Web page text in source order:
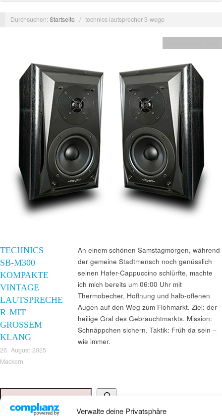
Verwalte deine Privatsphäre
Durchsuchen:Startseite / technics lautsprecher 3-wege
TECHNICS
SB‑M300
KOMPAKTE
VINTAGE
LAUTSPRECHE
R MIT
GROSSEM K
LANG
26. August 2025
Mackern
An einem schönen Samstagmorgen, während
der gemeine Stadtmensch noch genüsslich
seinen Hafer-Cappuccino schlürfte, machte
ich mich bereits um 06:00 Uhr mit
Thermobecher, Hoffnung und halb-offenen
Augen auf den Weg zum Flohmarkt. Ziel: der
heilige Gral des Gebrauchtmarkts. Mission:
Schnäppchen sichern. Taktik: Früh da sein –
wie immer.
Suchen
ANKAUF HIFI & HIGH GERÄTE: +491794761922